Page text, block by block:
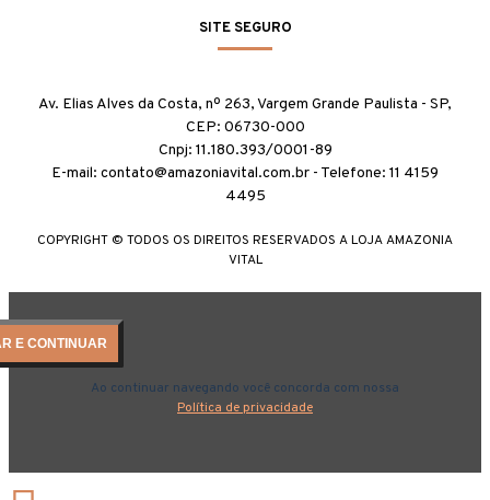
SITE SEGURO
Av. Elias Alves da Costa, nº 263, Vargem Grande Paulista - SP,
CEP: 06730-000
Cnpj: 11.180.393/0001-89
E-mail: contato@amazoniavital.com.br - Telefone: 11 4159
4495
COPYRIGHT © TODOS OS DIREITOS RESERVADOS A LOJA AMAZONIA
VITAL
E CONTINUAR
Ao continuar navegando você concorda com nossa
Política de privacidade